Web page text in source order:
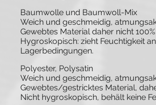
Baumwolle und Baumwoll-Mix
Weich und geschmeidig,
Gewebtes Material daher nicht
Hygroskopisch: zieht Feuchtigkeit
Lagerbedingungen.
Polyester, Polysatin
Weich und geschmeidig,
Gewebtes/gestricktes Material,
Nicht hygroskopisch, behält keine